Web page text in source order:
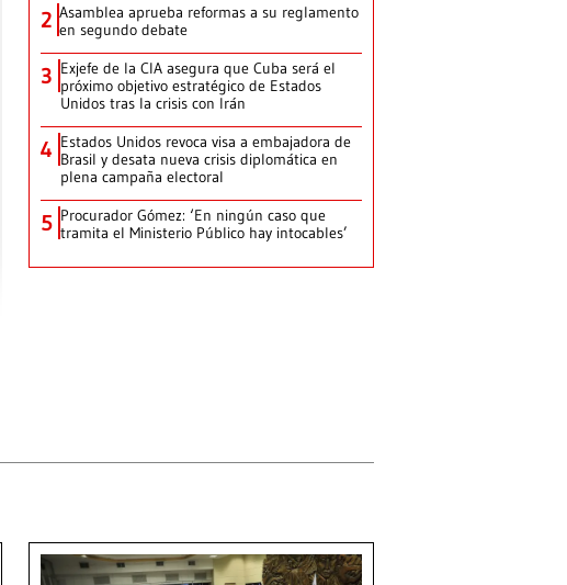
2 Asamblea aprueba reformas a su reglamento
en segundo debate
3 Exjefe de la CIA asegura que Cuba será el
próximo objetivo estratégico de Estados
Unidos tras la crisis con Irán
4 Estados Unidos revoca visa a embajadora de
Brasil y desata nueva crisis diplomática en
plena campaña electoral
5 Procurador Gómez: ‘En ningún caso que
tramita el Ministerio Público hay intocables’